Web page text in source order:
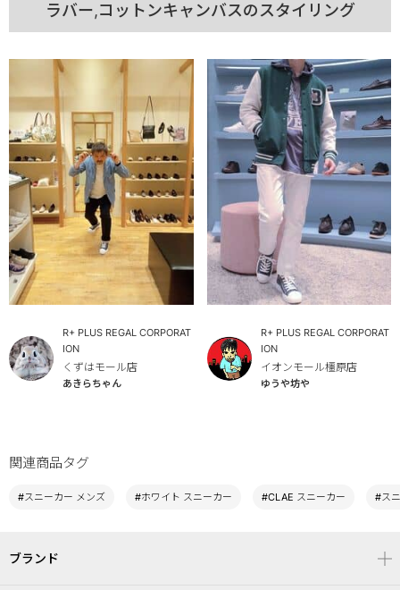
ラバー,コットンキャンバスのスタイリング
R+ PLUS REGAL CORPORAT
ION
くずはモール店
あきらちゃん
R+ PLUS REGAL CORPORAT
ION
イオンモール橿原店
ゆうや坊や
関連商品タグ
#スニーカー メンズ #ホワイト スニーカー #CLAE スニーカー #ス
ブランド